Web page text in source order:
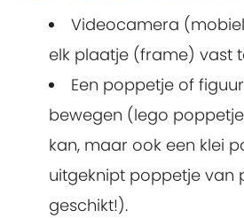
Videocamera
elk plaatje (frame) vast
Een poppetje of
bewegen (lego
kan, maar ook een klei
uitgeknipt poppetje van
geschikt!).